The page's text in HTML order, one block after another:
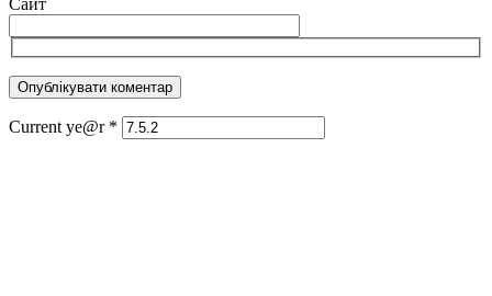
Current ye@r *